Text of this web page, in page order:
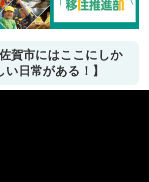
賀市にはここにしか
日常がある！】